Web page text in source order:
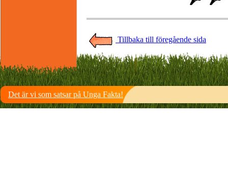
Tillbaka till föregående sida
Det är vi som satsar på Unga Fakta!